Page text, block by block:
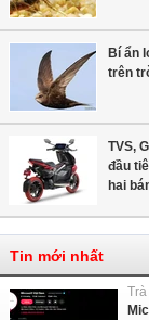
Bí ẩn
trên
TVS,
đầu
hai
Tin mới nhất